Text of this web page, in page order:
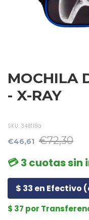
MOCHILA
- X-RAY
SKU: 348118a
€46,61 €72,30
💳 3 cuotas sin
$ 33 en Efectivo
$ 37 por